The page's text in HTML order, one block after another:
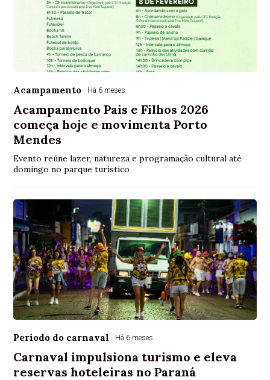
Acampamento Há 6 meses
Acampamento Pais e Filhos 2026
começa hoje e movimenta Porto
Mendes
Evento reúne lazer, natureza e programação cultural até
domingo no parque turístico
Período do carnaval Há 6 meses
Carnaval impulsiona turismo e eleva
reservas hoteleiras no Paraná